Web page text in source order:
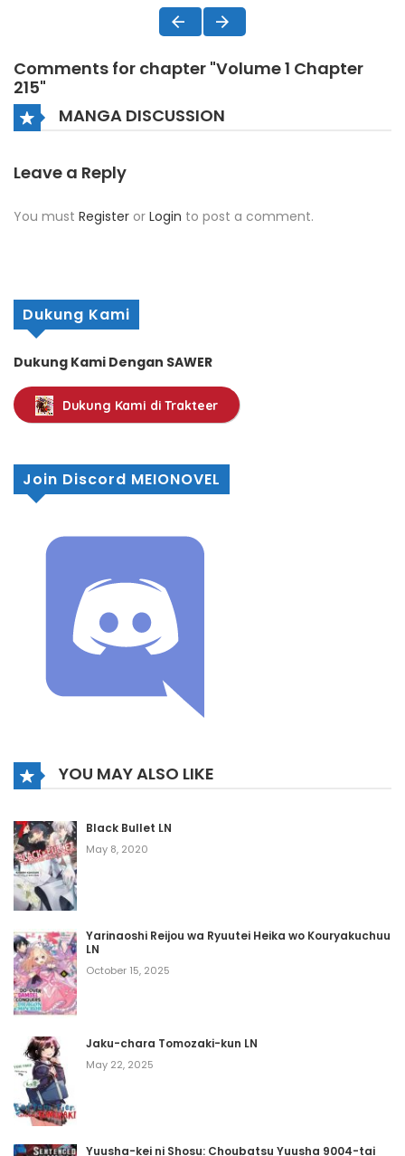
Comments for chapter "Volume 1 Chapter
215"
MANGA DISCUSSION
Leave a Reply
You must Register or Login to post a comment.
Dukung Kami
Dukung Kami Dengan SAWER
Dukung Kami di Trakteer
Join Discord MEIONOVEL
YOU MAY ALSO LIKE
Black Bullet LN
May 8, 2020
Yarinaoshi Reijou wa Ryuutei Heika wo Kouryakuchuu
LN
October 15, 2025
Jaku-chara Tomozaki-kun LN
May 22, 2025
Yuusha-kei ni Shosu: Choubatsu Yuusha 9004-tai